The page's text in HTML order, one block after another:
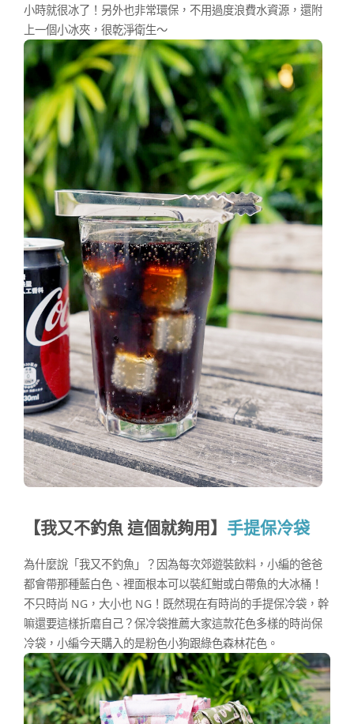
小時就很冰了！另外也非常環保，不用過度浪費水資源，還附
上一個小冰夾，很乾淨衛生～
【我又不釣魚 這個就夠用】 手提保冷袋
為什麼說「我又不釣魚」？因為每次郊遊裝飲料，小編的爸爸
都會帶那種藍白色、裡面根本可以裝紅魽或白帶魚的大冰桶！
不只時尚 NG，大小也 NG！既然現在有時尚的手提保冷袋，幹
嘛還要這樣折磨自己？保冷袋推薦大家這款花色多樣的時尚保
冷袋，小編今天購入的是粉色小狗跟綠色森林花色。